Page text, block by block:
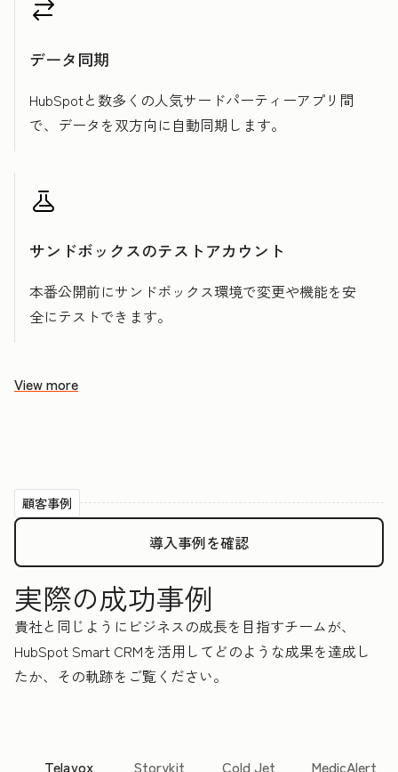
データ同期
HubSpotと数多くの人気サードパーティーアプリ間
で、データを双方向に自動同期します。
サンドボックスのテストアカウント
本番公開前にサンドボックス環境で変更や機能を安
全にテストできます。
View more
顧客事例
導入事例を確認
実際の成功事例
貴社と同じようにビジネスの成長を目指すチームが、
HubSpot Smart CRMを活用してどのような成果を達成し
たか、その軌跡をご覧ください。
Telavox Storykit Cold Jet MedicAlert